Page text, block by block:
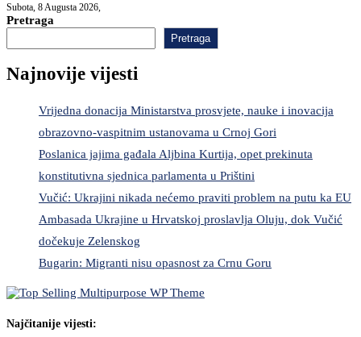
Subota, 8 Augusta 2026,
Pretraga
Pretraga
Najnovije vijesti
Vrijedna donacija Ministarstva prosvjete, nauke i inovacija
obrazovno-vaspitnim ustanovama u Crnoj Gori
Poslanica jajima gađala Aljbina Kurtija, opet prekinuta
konstitutivna sjednica parlamenta u Prištini
Vučić: Ukrajini nikada nećemo praviti problem na putu ka EU
Ambasada Ukrajine u Hrvatskoj proslavlja Oluju, dok Vučić
dočekuje Zelenskog
Bugarin: Migranti nisu opasnost za Crnu Goru
Najčitanije vijesti: